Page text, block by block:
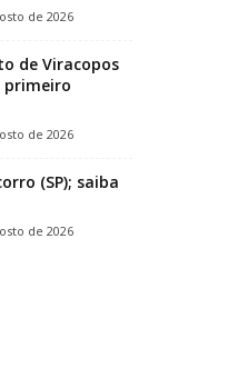
de 2026
de Viracopos
de 2026
(SP); saiba
de 2026